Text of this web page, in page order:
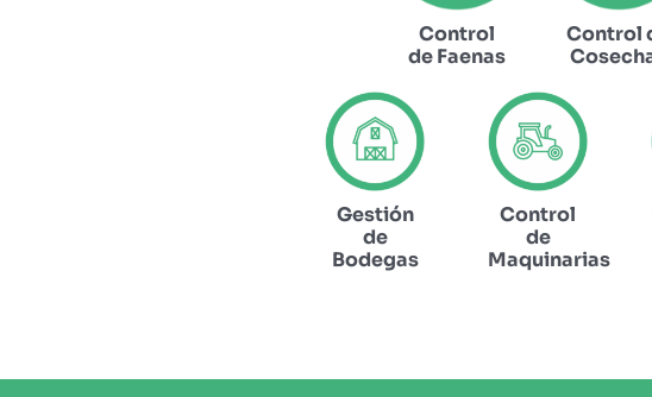
Control
de Faenas
Control
Gestión
de
Bodegas
Control
de
Maquinarias